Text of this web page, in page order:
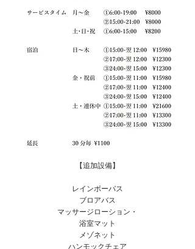
【追加設備】
レインボーバス
ブロアバス
マッサージローション・
浴室マット
メゾネット
ハンモックチェア